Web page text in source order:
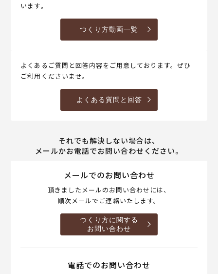
います。
つくり方動画一覧
よくあるご質問と回答内容をご用意しております。ぜひ
ご利用くださいませ。
よくある質問と回答
それでも解決しない場合は、
メールかお電話でお問い合わせください。
メールでのお問い合わせ
頂きましたメールのお問い合わせには、
順次メールでご連絡いたします。
つくり方に関する
お問い合わせ
電話でのお問い合わせ